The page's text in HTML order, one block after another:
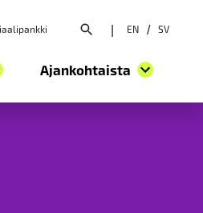
Avaa hakuvalikko
EN / SV
Ajankohtaista